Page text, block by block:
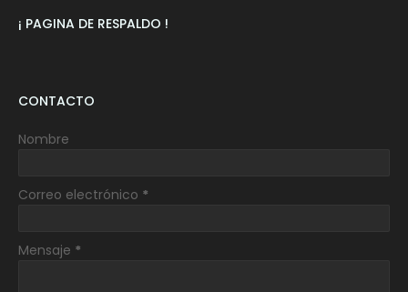
¡ PAGINA DE RESPALDO !
CONTACTO
Nombre
Correo electrónico *
Mensaje *